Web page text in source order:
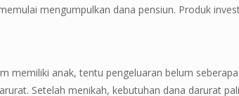
mengumpulkan dana pensiun. Produk
memiliki anak, tentu pengeluaran belum
Setelah menikah, kebutuhan dana darurat